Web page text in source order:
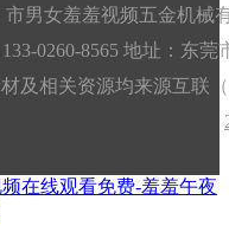
主要缺陷之一,严
市男女羞羞视频五金机械
0260-8565 地址：东
及相关资源均来源互联
在线观看免费-羞羞午夜